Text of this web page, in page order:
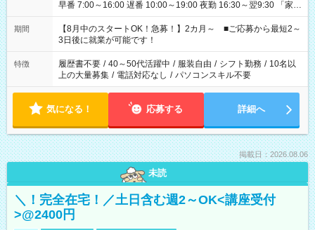
早番 7:00～16:00 遅番 10:00～19:00 夜勤 16:30～翌9:30 「家族
と休みを合わせたい」 「余裕を持って夕飯の準備がしたい」
「できれば残業はしたくない」 など、ご希望を教えてください
ね。 ※Wワーク希望の方へ 今ご覧のお仕事で希望する勤務時間
と、もう1つのお仕事の勤務時間。 合計で週40時間を超える場
合は応募できません。
期間
【8月中のスタートOK！急募！】2カ月～ ■ご応募から最短2～
3日後に就業が可能です！
特徴 履歴書不要 / 40～50代活躍中 / 服装自由 / シフト勤務 / 10名以
上の大量募集 / 電話対応なし / パソコンスキル不要
気になる！ 応募する 詳細へ
掲載日：2026.08.06
未読
＼！完全在宅！／土日含む週2～OK<講座受付
>@2400円